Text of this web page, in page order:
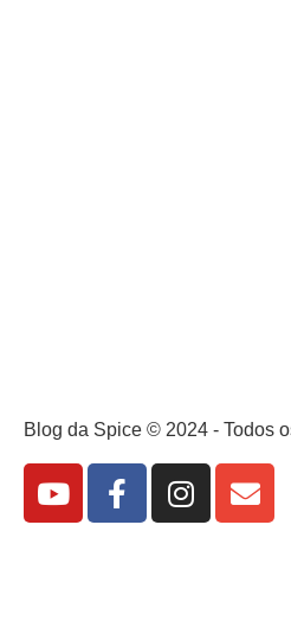
Blog da Spice © 2024 - Todos